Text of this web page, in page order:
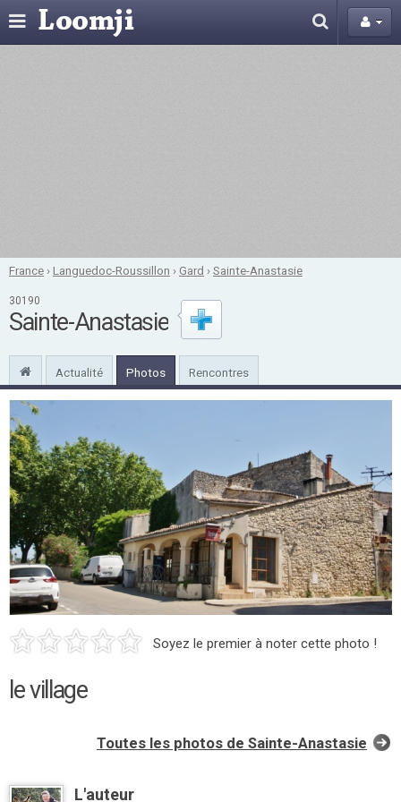
France ›Languedoc-Roussillon ›Gard ›Sainte-Anastasie
30190
Sainte-Anastasie
Actualité Photos Rencontres
Soyez le premier à noter cette photo !
le village
Toutes les photos de Sainte-Anastasie
L'auteur